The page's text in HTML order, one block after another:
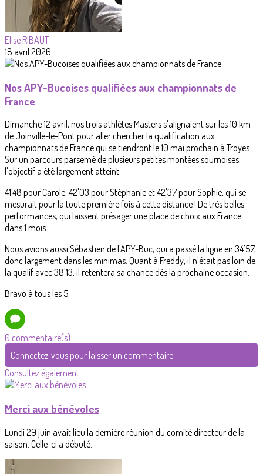
Elise RIBAUT
18 avril 2026
Nos APY-Bucoises qualifiées aux championnats de
France
Dimanche 12 avril, nos trois athlètes Masters s'alignaient sur les 10 km
de Joinville-le-Pont pour aller chercher la qualification aux
championnats de France qui se tiendront le 10 mai prochain à Troyes.
Sur un parcours parsemé de plusieurs petites montées sournoises,
l'objectif a été largement atteint.
41'48 pour Carole, 42'03 pour Stéphanie et 42'37 pour Sophie, qui se
mesurait pour la toute première fois à cette distance ! De très belles
performances, qui laissent présager une place de choix aux France
dans 1 mois.
Nous avions aussi Sébastien de l'APY-Buc, qui a passé la ligne en 34'57,
donc largement dans les minimas. Quant à Freddy, il n'était pas loin de
la qualif avec 38'13, il retentera sa chance dès la prochaine occasion.
Bravo à tous les 5.
0 commentaire(s)
Connectez-vous pour laisser un commentaire
Consultez également
Merci aux bénévoles
Lundi 29 juin avait lieu la dernière réunion du comité directeur de la
saison. Celle-ci a débuté...